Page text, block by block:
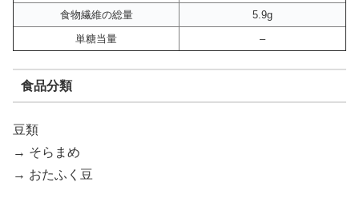
食物繊維の総量
5.9g
単糖当量
–
食品分類
豆類
→ そらまめ
→ おたふく豆